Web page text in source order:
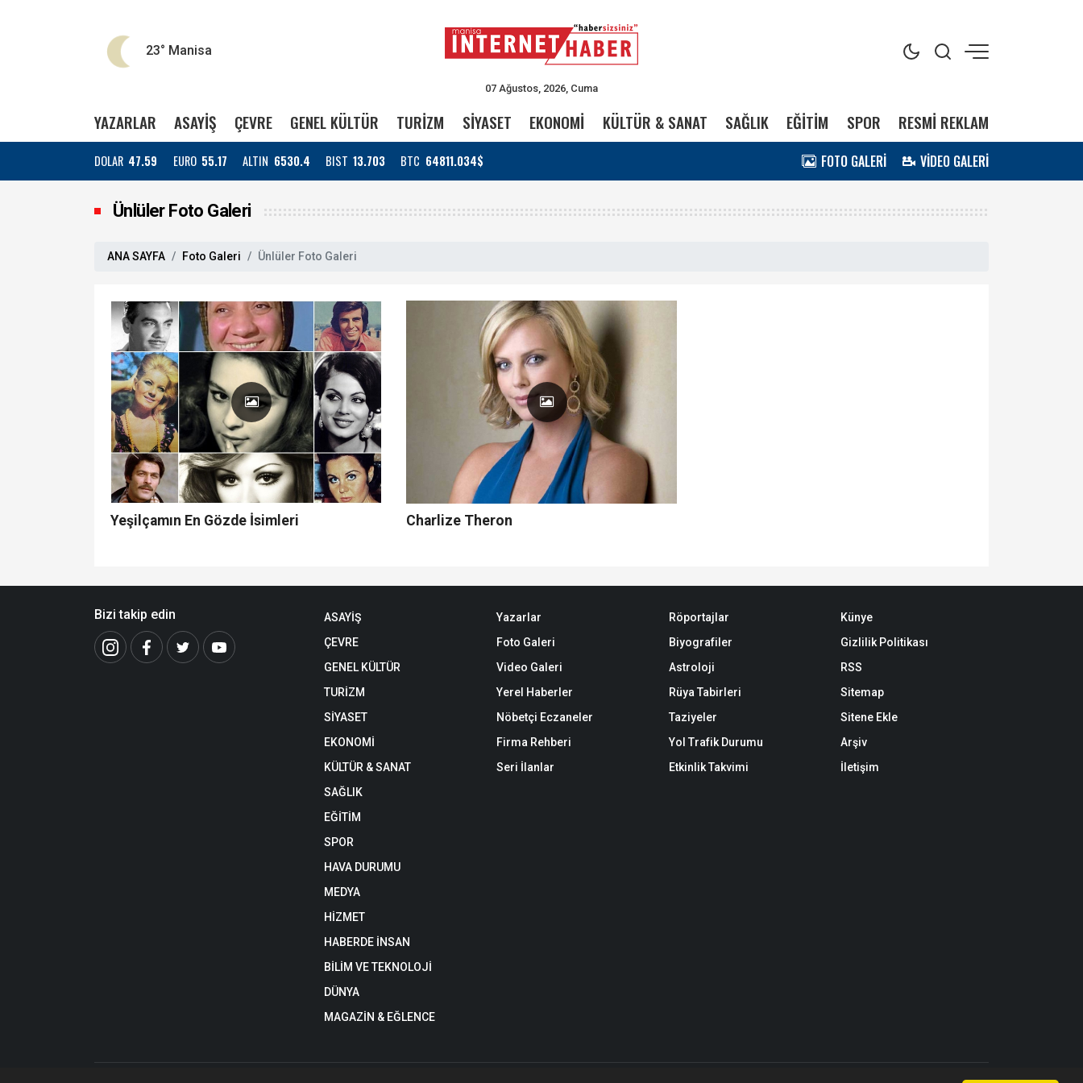
23° Manisa
07 Ağustos, 2026, Cuma
YAZARLAR ASAYİŞ ÇEVRE GENEL KÜLTÜR TURİZM SİYASET EKONOMİ KÜLTÜR & SANAT SAĞLIK EĞİTİM SPOR RESMİ REKLAM
DOLAR 47.59 EURO 55.17 ALTIN 6530.4 BIST 13.703 BTC 64811.034$ FOTO GALERİ VİDEO GALERİ
Ünlüler Foto Galeri
ANA SAYFA Foto Galeri Ünlüler Foto Galeri
Yeşilçamın En Gözde İsimleri Charlize Theron
Bizi takip edin
ASAYİŞ
ÇEVRE
GENEL KÜLTÜR
TURİZM
SİYASET
EKONOMİ
KÜLTÜR & SANAT
SAĞLIK
EĞİTİM
SPOR
HAVA DURUMU
MEDYA
HİZMET
HABERDE İNSAN
BİLİM VE TEKNOLOJİ
DÜNYA
MAGAZİN & EĞLENCE
Yazarlar
Foto Galeri
Video Galeri
Yerel Haberler
Nöbetçi Eczaneler
Firma Rehberi
Seri İlanlar
Röportajlar
Biyografiler
Astroloji
Rüya Tabirleri
Taziyeler
Yol Trafik Durumu
Etkinlik Takvimi
Künye
Gizlilik Politikası
RSS
Sitemap
Sitene Ekle
Arşiv
İletişim